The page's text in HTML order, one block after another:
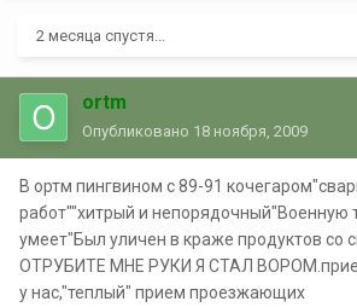
2 месяца спустя...
ortm
Опубликовано 18 ноября, 2009
В ортм пингвином с 89-91
работ""хитрый и непорядочный"Военную
умеет"Был уличен в краже продуктов
ОТРУБИТЕ МНЕ РУКИ Я СТАЛ
у нас,"теплый" прием проезжающих